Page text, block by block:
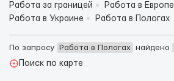
Работа за границей
Работа в Европе
Работа в Украине
Работа в Пологах
По запросу Работа в Пологах найдено
Поиск по карте